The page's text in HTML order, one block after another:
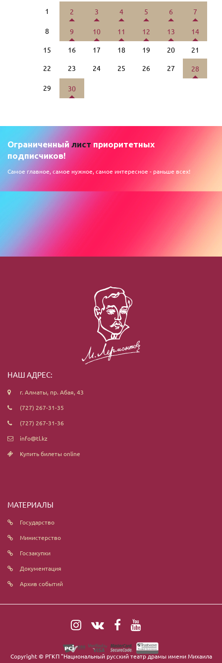
1 2 3 4 5 6 7
8 9 10 11 12 13 14
15 16 17 18 19 20 21
22 23 24 25 26 27 28
29 30
Ограниченный лист приоритетных
подписчиков!
Самое главное, самое нужное, самое интересное - раньше всех!
НАШ АДРЕС:
г. Алматы, пр. Абая, 43
(727) 267-31-35
(727) 267-31-36
info@tl.kz
Купить билеты online
МАТЕРИАЛЫ
Государство
Министерство
Госзакупки
Документация
Архив событий
Copyright © РГКП "Национальный русский театр драмы имени Михаила